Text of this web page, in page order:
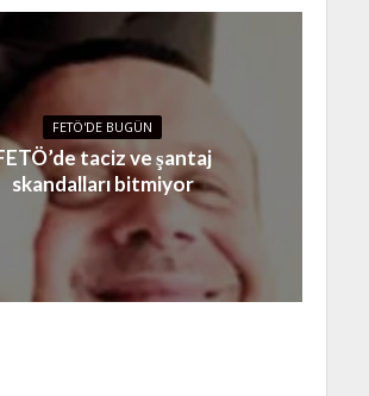
FETÖ'DE BUGÜN
taciz ve şantaj
skandalları bitmiyor